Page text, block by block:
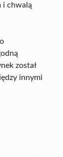
i chwalą
został
innymi